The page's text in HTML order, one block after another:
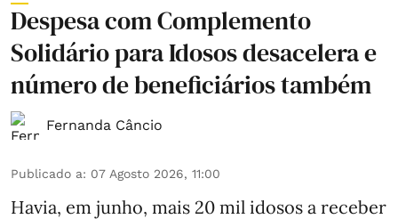
Despesa com Complemento
Solidário para Idosos desacelera e
número de beneficiários também
Fernanda Câncio
Publicado a: 07 Agosto 2026, 11:00
Havia, em junho, mais 20 mil idosos a receber